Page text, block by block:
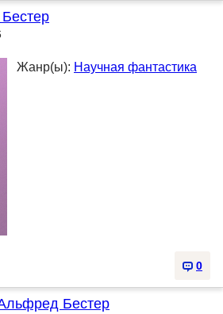
Жанр(ы): Научная фантастика
0
Бестер